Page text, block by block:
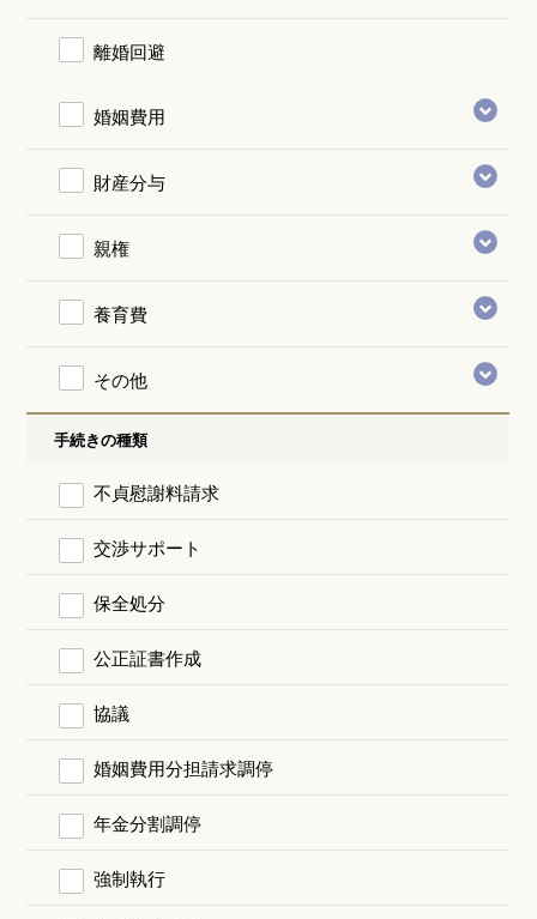
離婚回避
婚姻費用
財産分与
親権
養育費
その他
手続きの種類
不貞慰謝料請求
交渉サポート
保全処分
公正証書作成
協議
婚姻費用分担請求調停
年金分割調停
強制執行